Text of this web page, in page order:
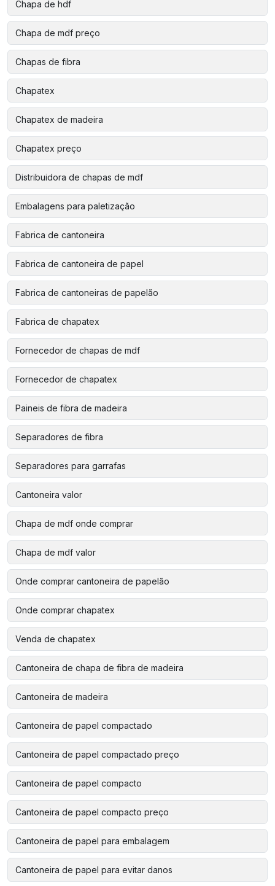
Chapa de hdf
Chapa de mdf preço
Chapas de fibra
Chapatex
Chapatex de madeira
Chapatex preço
Distribuidora de chapas de mdf
Embalagens para paletização
Fabrica de cantoneira
Fabrica de cantoneira de papel
Fabrica de cantoneiras de papelão
Fabrica de chapatex
Fornecedor de chapas de mdf
Fornecedor de chapatex
Paineis de fibra de madeira
Separadores de fibra
Separadores para garrafas
Cantoneira valor
Chapa de mdf onde comprar
Chapa de mdf valor
Onde comprar cantoneira de papelão
Onde comprar chapatex
Venda de chapatex
Cantoneira de chapa de fibra de madeira
Cantoneira de madeira
Cantoneira de papel compactado
Cantoneira de papel compactado preço
Cantoneira de papel compacto
Cantoneira de papel compacto preço
Cantoneira de papel para embalagem
Cantoneira de papel para evitar danos